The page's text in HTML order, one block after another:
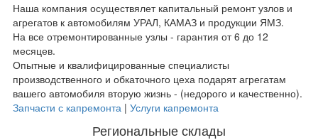
Наша компания осуществялет капитальный ремонт узлов и
агрегатов к автомобилям УРАЛ, КАМАЗ и продукции ЯМЗ.
На все отремонтированные узлы - гарантия от 6 до 12
месяцев.
Опытные и квалифицированные специалисты
производственного и обкаточного цеха подарят агрегатам
вашего автомобиля вторую жизнь - (недорого и качественно).
Запчасти с капремонта | Услуги капремонта
Региональные склады